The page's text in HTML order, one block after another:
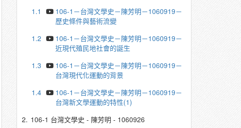
1.1
106-1－台灣文學史－陳芳明－1060919－
歷史條件與藝術流變
1.2
106-1－台灣文學史－陳芳明－1060919－
近現代殖民地社會的誕生
1.3
106-1－台灣文學史－陳芳明－1060919－
台灣現代化運動的背景
1.4
106-1－台灣文學史－陳芳明－1060919－
台灣新文學運動的特性(1)
2. 106-1 台灣文學史 - 陳芳明 - 1060926